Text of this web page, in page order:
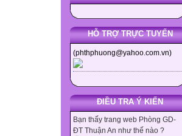
HỖ TRỢ TRỰC TUYẾN
(phthphuong@yahoo.com.vn)
ĐIỀU TRA Ý KIẾN
Bạn thấy trang web Phòng GD-
ĐT Thuận An như thế nào ?